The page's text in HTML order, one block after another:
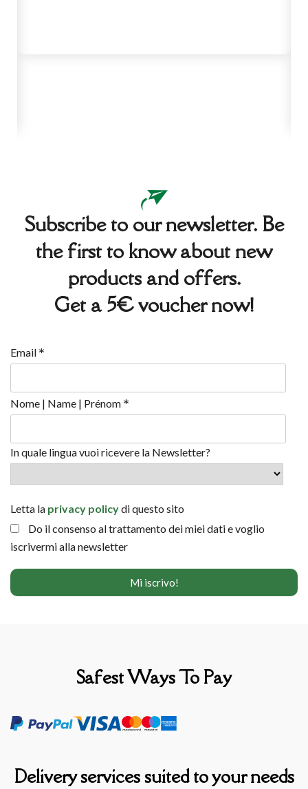
Subscribe to our newsletter. Be
the first to know about new
products and offers.
Get a 5€ voucher now!
Email *
Nome | Name | Prénom *
In quale lingua vuoi ricevere la Newsletter?
Letta la privacy policydi questo sito
Do il consenso al trattamento dei miei dati e voglio
iscrivermi alla newsletter
Safest Ways To Pay
Delivery services suited to your needs